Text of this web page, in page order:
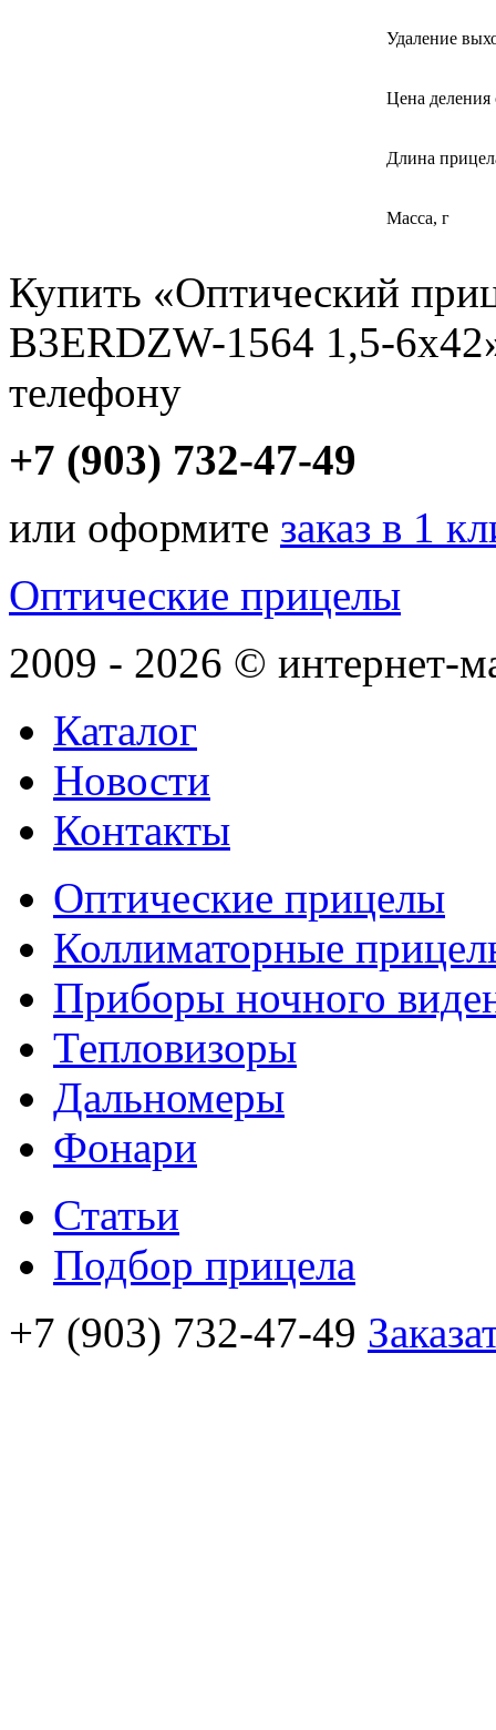
Удаление
Цена
Длина
Масса, г
Купить «Оптический
B3ERDZW-1564 1,5-
телефону
+7 (903) 732-47-49
или оформите заказ в 1
Оптические прицелы
2009 - 2026 © интернет-
Каталог
Новости
Контакты
Оптические прицелы
Коллиматорные
Приборы ночного
Тепловизоры
Дальномеры
Фонари
Статьи
Подбор прицела
+7 (903) 732-47-49